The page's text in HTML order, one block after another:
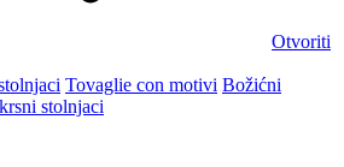
Otvoriti
Tovaglie con motivi Božićni
stolnjaci